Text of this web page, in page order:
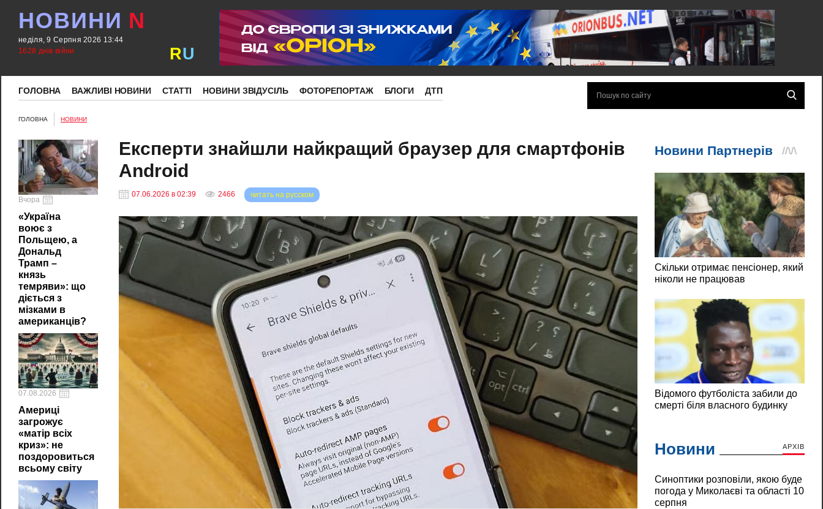
НОВИНИ N
неділя, 9 Серпня 2026 13:44
1628 днів війни
RU
ГОЛОВНА ВАЖЛИВІ НОВИНИ СТАТТІ НОВИНИ ЗВІДУСІЛЬ ФОТОРЕПОРТАЖ БЛОГИ ДТП
ГОЛОВНА НОВИНИ
Вчора
«Україна
воює з
Польщею, а
Дональд
Трамп –
князь
темряви»: що
діється з
мізками в
американців?
07.08.2026
Америці
загрожує
«матір всіх
криз»: не
поздоровиться
всьому світу
Експерти знайшли найкращий браузер для смартфонів
Android
07.06.2026 в 02:39 2466 читать на русском
Новини АРХІВ
Синоптики розповіли, якою буде
погода у Миколаєві та області 10
серпня